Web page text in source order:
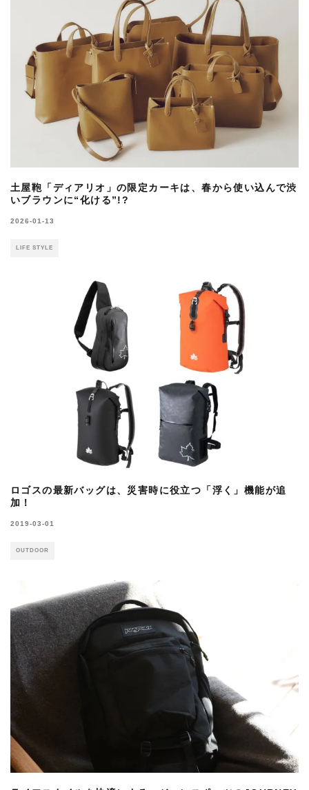
土屋鞄「ディアリオ」の限定カーキは、春から使い込んで渋
いブラウンに“化ける”!?
2026-01-13
LIFE STYLE
ロゴスの最新バッグは、災害時に役立つ「浮く」機能が追
加！
2019-03-01
OUTDOOR